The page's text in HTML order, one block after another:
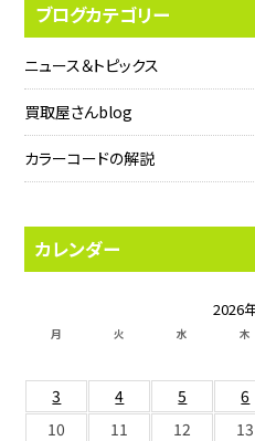
ブログカテゴリー
ニュース＆トピックス
買取屋さんblog
カラーコードの解説
カレンダー
2026
月 火 水 木
3
4 5 6
10
11 12 13